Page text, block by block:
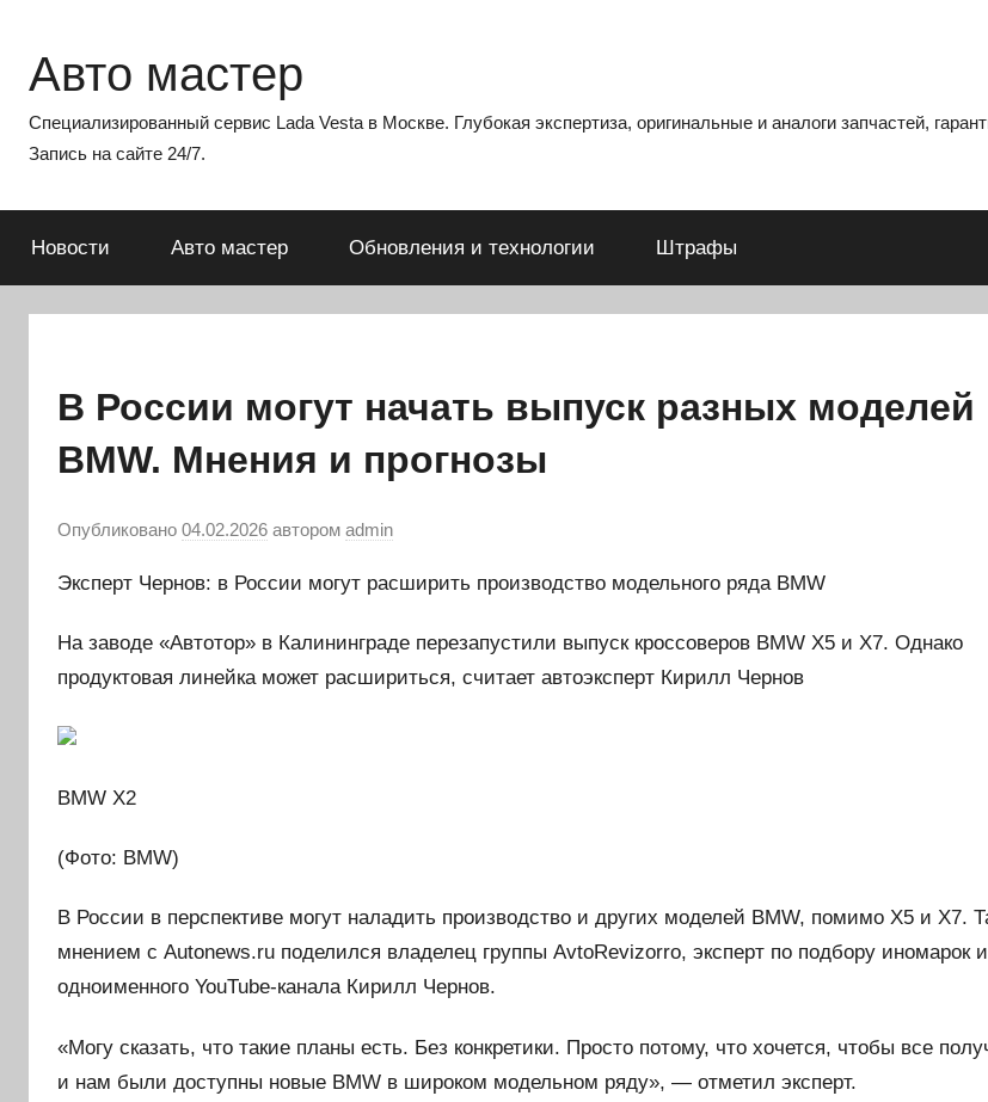
содержимому
Авто мастер
Специализированный сервис Lada Vesta в Москве. Глубокая экспертиза, оригинальные и аналоги запчастей,
Запись на сайте 24/7.
Новости Авто мастер Обновления и технологии Штрафы
В России могут начать выпуск разных моделей
BMW. Мнения и прогнозы
Опубликовано 04.02.2026 автором admin
Эксперт Чернов: в России могут расширить производство модельного ряда BMW
На заводе «Автотор» в Калининграде перезапустили выпуск кроссоверов BMW X5 и X7. Однако
продуктовая линейка может расшириться, считает автоэксперт Кирилл Чернов
BMW X2
(Фото: BMW)
В России в перспективе могут наладить производство и других моделей BMW, помимо X5 и X7.
мнением с Autonews.ru поделился владелец группы AvtoRevizorro, эксперт по подбору иномарок
одноименного YouTube-канала Кирилл Чернов.
«Могу сказать, что такие планы есть. Без конкретики. Просто потому, что хочется, чтобы все
и нам были доступны новые BMW в широком модельном ряду», — отметил эксперт.